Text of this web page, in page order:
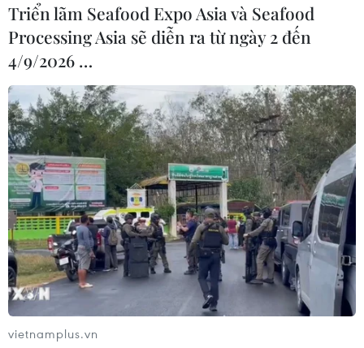
Triển lãm Seafood Expo Asia và Seafood
Processing Asia sẽ diễn ra từ ngày 2 đến
4/9/2026 …
vietnamplus.vn